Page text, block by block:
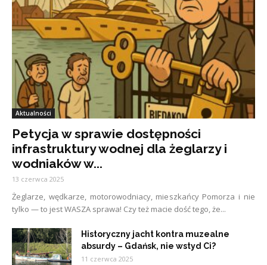
Aktualności
Petycja w sprawie dostępności
infrastruktury wodnej dla żeglarzy i
wodniaków w...
13 czerwca 2025
Żeglarze, wędkarze, motorowodniacy, mieszkańcy Pomorza i nie
tylko — to jest WASZA sprawa! Czy też macie dość tego, że...
Historyczny jacht kontra muzealne
absurdy – Gdańsk, nie wstyd Ci?
11 czerwca 2025